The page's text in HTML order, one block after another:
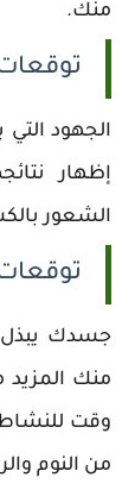
منك.
الجهود التي
إظهار
الشعور
جسدك يبذل
منك
وقت للنشاط
من النوم